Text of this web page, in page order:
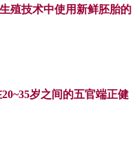
殖技术中使用新鲜胚胎的
岁之间的五官端正健